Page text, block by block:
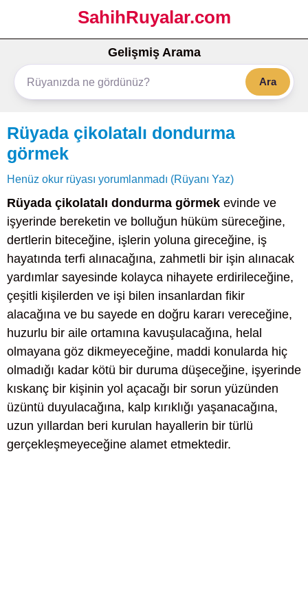
SahihRuyalar.com
Gelişmiş Arama
Ara
Rüyada çikolatalı dondurma
görmek
Henüz okur rüyası yorumlanmadı (Rüyanı Yaz)
Rüyada çikolatalı dondurma görmek evinde ve
işyerinde bereketin ve bolluğun hüküm süreceğine,
dertlerin biteceğine, işlerin yoluna gireceğine, iş
hayatında terfi alınacağına, zahmetli bir işin alınacak
yardımlar sayesinde kolayca nihayete erdirileceğine,
çeşitli kişilerden ve işi bilen insanlardan fikir
alacağına ve bu sayede en doğru kararı vereceğine,
huzurlu bir aile ortamına kavuşulacağına, helal
olmayana göz dikmeyeceğine, maddi konularda hiç
olmadığı kadar kötü bir duruma düşeceğine, işyerinde
kıskanç bir kişinin yol açacağı bir sorun yüzünden
üzüntü duyulacağına, kalp kırıklığı yaşanacağına,
uzun yıllardan beri kurulan hayallerin bir türlü
gerçekleşmeyeceğine alamet etmektedir.